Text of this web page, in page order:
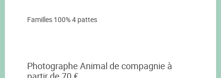
Familles 100% 4 pattes
Photographe Animal de compagnie à